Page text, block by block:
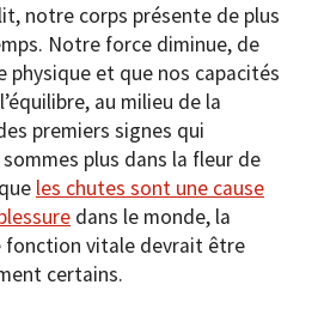
notre corps présente de plus
Notre force diminue, de
physique et que nos capacités
au milieu de la
premiers signes qui
plus dans la fleur de
les chutes sont une cause
dans le monde, la
vitale devrait être
certains.